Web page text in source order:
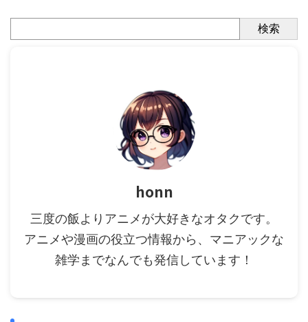
検索
honn
三度の飯よりアニメが大好きなオタクです。
アニメや漫画の役立つ情報から、マニアックな
雑学までなんでも発信しています！